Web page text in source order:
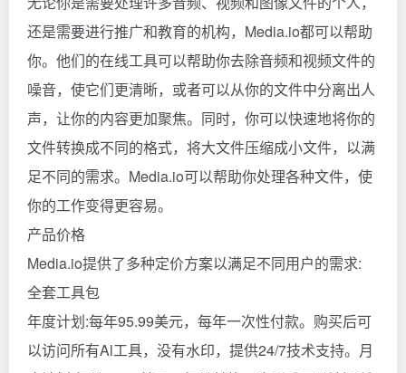
还是需要进行推广和教育的机构，Media.io都可以帮助
你。他们的在线工具可以帮助你去除音频和视频文件的
噪音，使它们更清晰，或者可以从你的文件中分离出人
声，让你的内容更加聚焦。同时，你可以快速地将你的
文件转换成不同的格式，将大文件压缩成小文件，以满
足不同的需求。Media.io可以帮助你处理各种文件，使
你的工作变得更容易。
产品价格
Media.io提供了多种定价方案以满足不同用户的需求:
全套工具包
年度计划:每年95.99美元，每年一次性付款。购买后可
以访问所有Al工具，没有水印，提供24/7技术支持。月